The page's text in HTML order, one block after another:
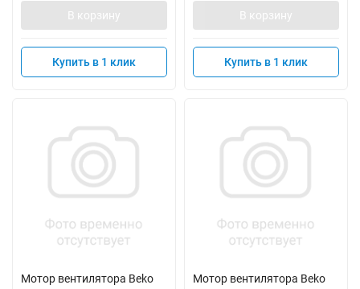
В корзину
Купить в 1 клик
В корзину
Купить в 1 клик
Мотор вентилятора Beko
Мотор вентилятора Beko